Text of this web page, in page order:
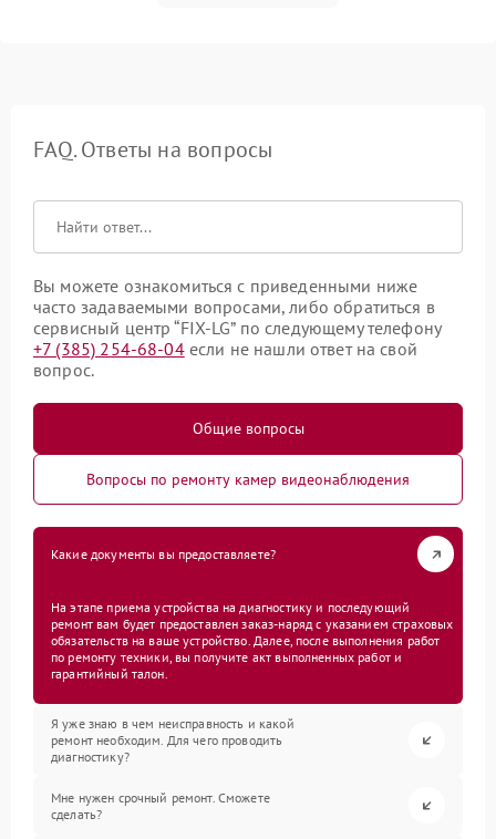
FAQ. Ответы на вопросы
Вы можете ознакомиться с приведенными ниже
часто задаваемыми вопросами, либо обратиться в
сервисный центр “FIX-LG” по следующему телефону
+7 (385) 254-68-04если не нашли ответ на свой
вопрос.
Общие вопросы
Вопросы по ремонту камер видеонаблюдения
Какие документы вы предоставляете?
На этапе приема устройства на диагностику и последующий
ремонт вам будет предоставлен заказ-наряд с указанием страховых
обязательств на ваше устройство. Далее, после выполнения работ
по ремонту техники, вы получите акт выполненных работ и
гарантийный талон.
Я уже знаю в чем неисправность и какой
ремонт необходим. Для чего проводить
диагностику?
Мне нужен срочный ремонт. Сможете
сделать?